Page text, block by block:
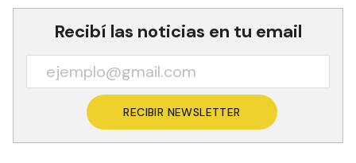
Recibí las noticias en tu email
RECIBIR NEWSLETTER